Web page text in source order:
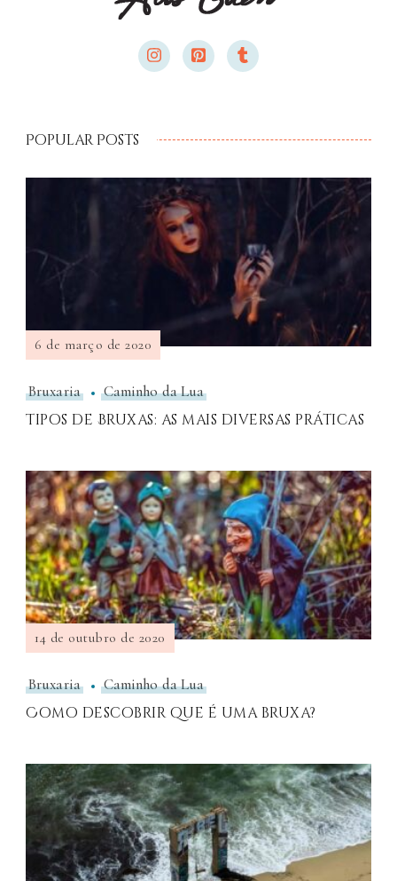
Popular Posts
Bruxaria Caminho da Lua
Tipos de Bruxas: as mais diversas práticas
6 de março de 2020
Bruxaria Caminho da Lua
Como descobrir que é uma bruxa?
14 de outubro de 2020